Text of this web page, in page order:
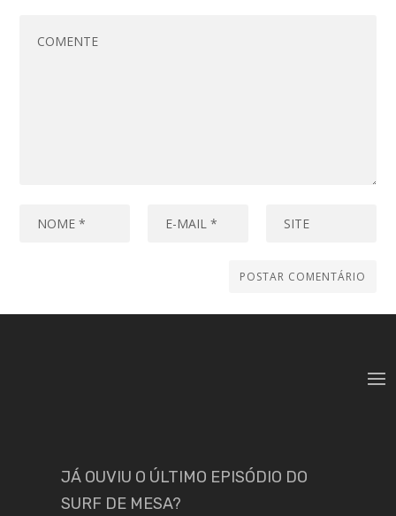
JÁ OUVIU O ÚLTIMO EPISÓDIO DO
SURF DE MESA?